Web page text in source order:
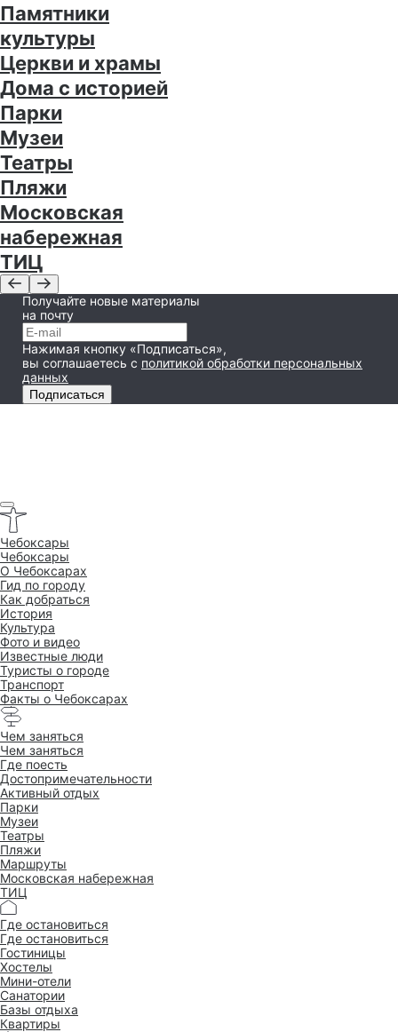
Памятники
культуры
Церкви и храмы
Дома с историей
Парки
Музеи
Театры
Пляжи
Московская
набережная
ТИЦ
Получайте новые материалы
на почту
Нажимая кнопку «Подписаться»,
вы соглашаетесь с политикой обработки персональных
данных
Подписаться
Чебоксары
Чебоксары
O Чебоксарах
Гид по городу
Как добраться
История
Культура
Фото и видео
Известные люди
Туристы о городе
Транспорт
Факты о Чебоксарах
Чем заняться
Чем заняться
Где поесть
Достопримеча­тельности
Активный отдых
Парки
Музеи
Театры
Пляжи
Маршруты
Московская набережная
ТИЦ
Где остановиться
Где остановиться
Гостиницы
Хостелы
Мини-отели
Санатории
Базы отдыха
Квартиры